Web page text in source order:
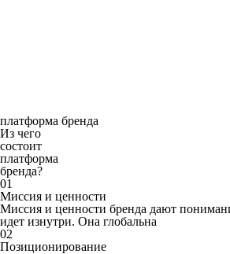
платформа бренда
Из чего
состоит
платформа
бренда?
01
Миссия и ценности
Миссия и ценности бренда дают
идет изнутри. Она глобальна
02
Позиционирование